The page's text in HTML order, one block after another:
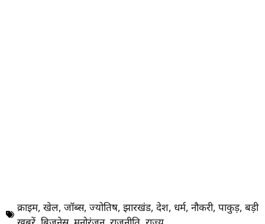
क्राइम, खेल, जॉब्स, ज्योतिष, झारखंड, देश, धर्म, नौकरी, पाकुड़, बड़ी